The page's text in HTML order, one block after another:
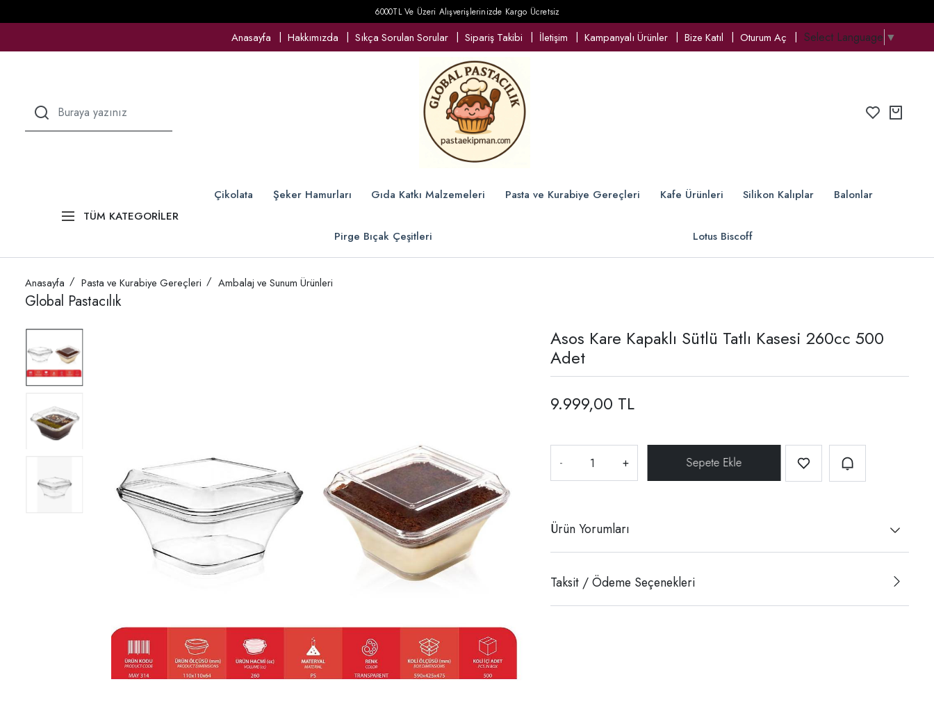
6000TL Ve Üzeri Alışverişlerinizde Kargo Ücretsiz
Anasayfa Hakkımızda Sıkça Sorulan Sorular Sipariş Takibi İletişim Kampanyalı Ürünler Bize Katıl Oturum Aç Select Language ▼
TÜM KATEGORİLER
Çikolata Şeker Hamurları Gıda Katkı Malzemeleri Pasta ve Kurabiye Gereçleri Kafe Ürünleri Silikon Kalıplar Balonlar
Pirge Bıçak Çeşitleri Lotus Biscoff
Anasayfa Pasta ve Kurabiye Gereçleri Ambalaj ve Sunum Ürünleri
Global Pastacılık
Asos Kare Kapaklı Sütlü Tatlı Kasesi 260cc 500
Adet
9.999,00 TL
- +
Ürün Yorumları
Taksit / Ödeme Seçenekleri